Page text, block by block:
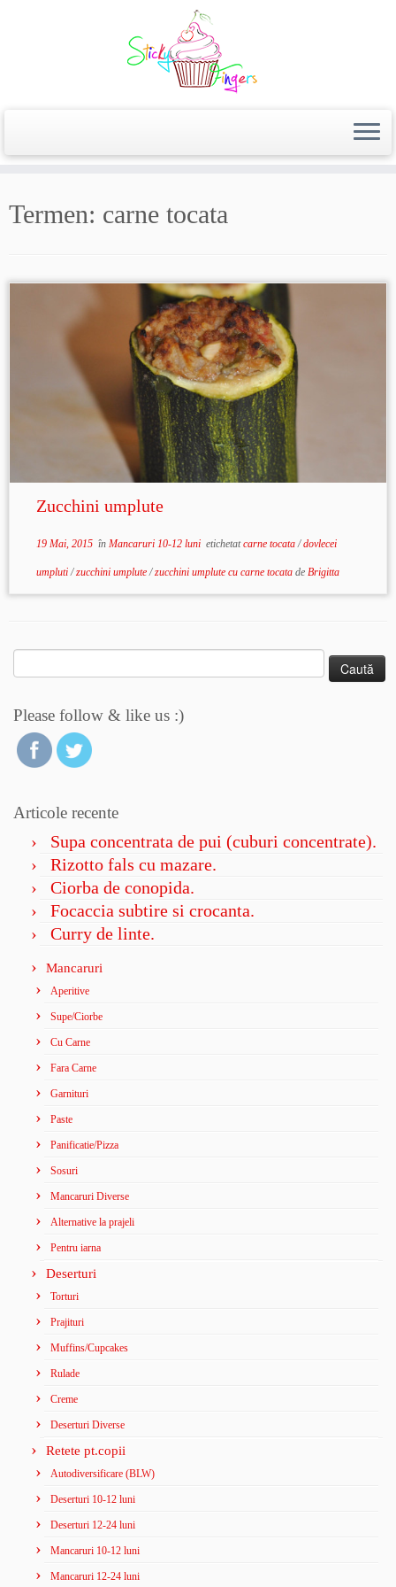
Termen: carne tocata
Zucchini umplute
19 Mai, 2015în Mancaruri 10-12 luni etichetatcarne tocata/dovlecei
umpluti/zucchini umplute/zucchini umplute cu carne tocata de Brigitta
după:
Please follow & like us :)
Articole recente
Supa concentrata de pui (cuburi concentrate).
Rizotto fals cu mazare.
Ciorba de conopida.
Focaccia subtire si crocanta.
Curry de linte.
Mancaruri
Aperitive
Supe/Ciorbe
Cu Carne
Fara Carne
Garnituri
Paste
Panificatie/Pizza
Sosuri
Mancaruri Diverse
Alternative la prajeli
Pentru iarna
Deserturi
Torturi
Prajituri
Muffins/Cupcakes
Rulade
Creme
Deserturi Diverse
Retete pt.copii
Autodiversificare (BLW)
Deserturi 10-12 luni
Deserturi 12-24 luni
Mancaruri 10-12 luni
Mancaruri 12-24 luni